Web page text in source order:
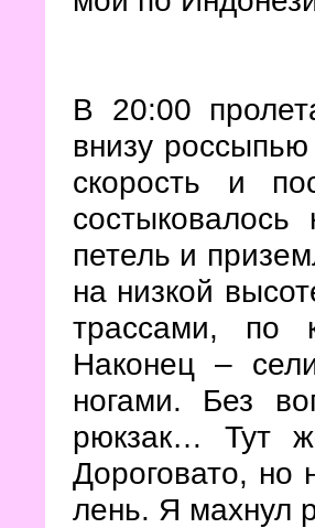
В 20:00
внизу
скорость и
петель и
на низкой
трассами, по
Наконец –
ногами. Без
рюкзак… Тут
Дороговато, но
лень. Я махнул